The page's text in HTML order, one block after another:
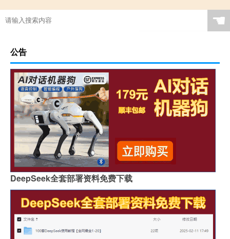
☚
公告
DeepSeek全套部署资料免费下载